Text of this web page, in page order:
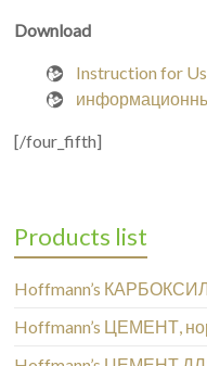
Download

Instruction for

[/four_fifth]
Products list
Hoffmann’s
Hoffmann’s ЦЕМЕНТ,